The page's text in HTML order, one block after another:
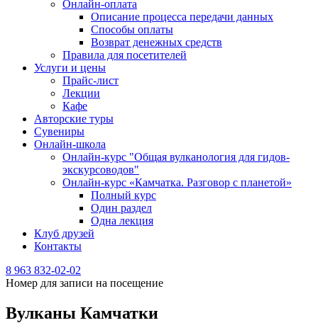
Онлайн-оплата
Описание процесса передачи данных
Способы оплаты
Возврат денежных средств
Правила для посетителей
Услуги и цены
Прайс-лист
Лекции
Кафе
Авторские туры
Сувениры
Онлайн-школа
Онлайн-курс "Общая вулканология для гидов-
экскурсоводов"
Онлайн-курс «Камчатка. Разговор с планетой»
Полный курс
Один раздел
Одна лекция
Клуб друзей
Контакты
8 963 832-02-02
Номер для записи на посещение
Вулканы Камчатки